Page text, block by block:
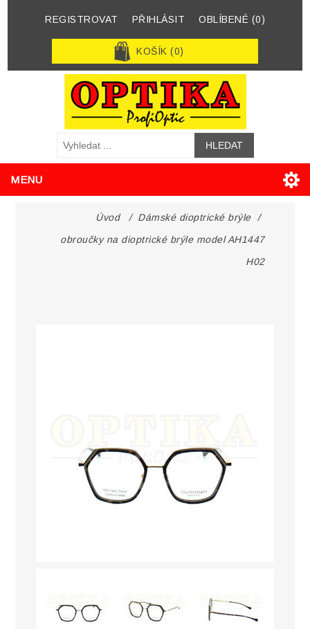
REGISTROVAT PŘIHLÁSIT OBLÍBENÉ (0)
KOŠÍK (0)
MENU
Úvod / Dámské dioptrické brýle /
obroučky na dioptrické brýle model AH1447
H02